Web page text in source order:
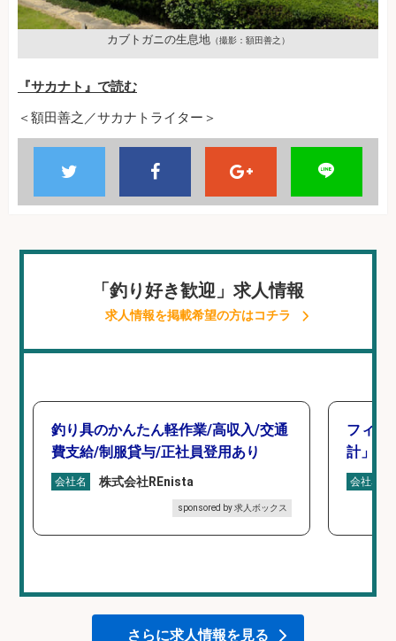
カブトガニの生息地（撮影：額田善之）
『サカナト』で読む
＜額田善之／サカナトライター＞
「釣り好き歓迎」求人情報
求人情報を掲載希望の方はコチラ
釣り具のかんたん軽作業/高収入/交通
費支給/制服貸与/正社員登用あり
会社名 株式会社REnista
sponsored by 求人ボックス
フィッ
計」
会社名
さらに求人情報を見る